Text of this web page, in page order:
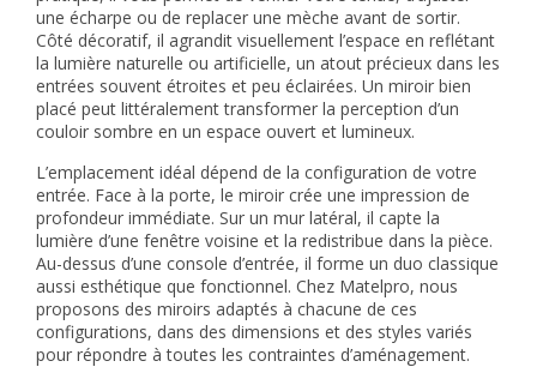
une écharpe ou de replacer une mèche avant de sortir.
Côté décoratif, il agrandit visuellement l’espace en reflétant
la lumière naturelle ou artificielle, un atout précieux dans les
entrées souvent étroites et peu éclairées. Un miroir bien
placé peut littéralement transformer la perception d’un
couloir sombre en un espace ouvert et lumineux.
L’emplacement idéal dépend de la configuration de votre
entrée. Face à la porte, le miroir crée une impression de
profondeur immédiate. Sur un mur latéral, il capte la
lumière d’une fenêtre voisine et la redistribue dans la pièce.
Au-dessus d’une console d’entrée, il forme un duo classique
aussi esthétique que fonctionnel. Chez Matelpro, nous
proposons des miroirs adaptés à chacune de ces
configurations, dans des dimensions et des styles variés
pour répondre à toutes les contraintes d’aménagement.